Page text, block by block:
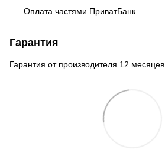
Оплата частями ПриватБанк
Гарантия
Гарантия от производителя 12 месяцев